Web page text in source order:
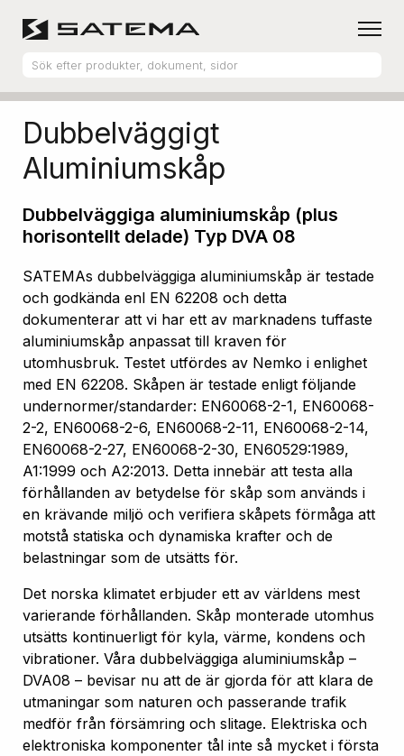
Produktsortiment Aluminiumskåp
Dubbelväggigt
Aluminiumskåp
Dubbelväggiga aluminiumskåp (plus
horisontellt delade) Typ DVA 08
SATEMAs dubbelväggiga aluminiumskåp är testade
och godkända enl EN 62208 och detta
dokumenterar att vi har ett av marknadens tuffaste
aluminiumskåp anpassat till kraven för
utomhusbruk. Testet utfördes av Nemko i enlighet
med EN 62208. Skåpen är testade enligt följande
undernormer/standarder: EN60068-2-1, EN60068-
2-2, EN60068-2-6, EN60068-2-11, EN60068-2-14,
EN60068-2-27, EN60068-2-30, EN60529:1989,
A1:1999 och A2:2013. Detta innebär att testa alla
förhållanden av betydelse för skåp som används i
en krävande miljö och verifiera skåpets förmåga att
motstå statiska och dynamiska krafter och de
belastningar som de utsätts för.
Det norska klimatet erbjuder ett av världens mest
varierande förhållanden. Skåp monterade utomhus
utsätts kontinuerligt för kyla, värme, kondens och
vibrationer. Våra dubbelväggiga aluminiumskåp –
DVA08 – bevisar nu att de är gjorda för att klara de
utmaningar som naturen och passerande trafik
medför från försämring och slitage. Elektriska och
elektroniska komponenter tål inte så mycket i första